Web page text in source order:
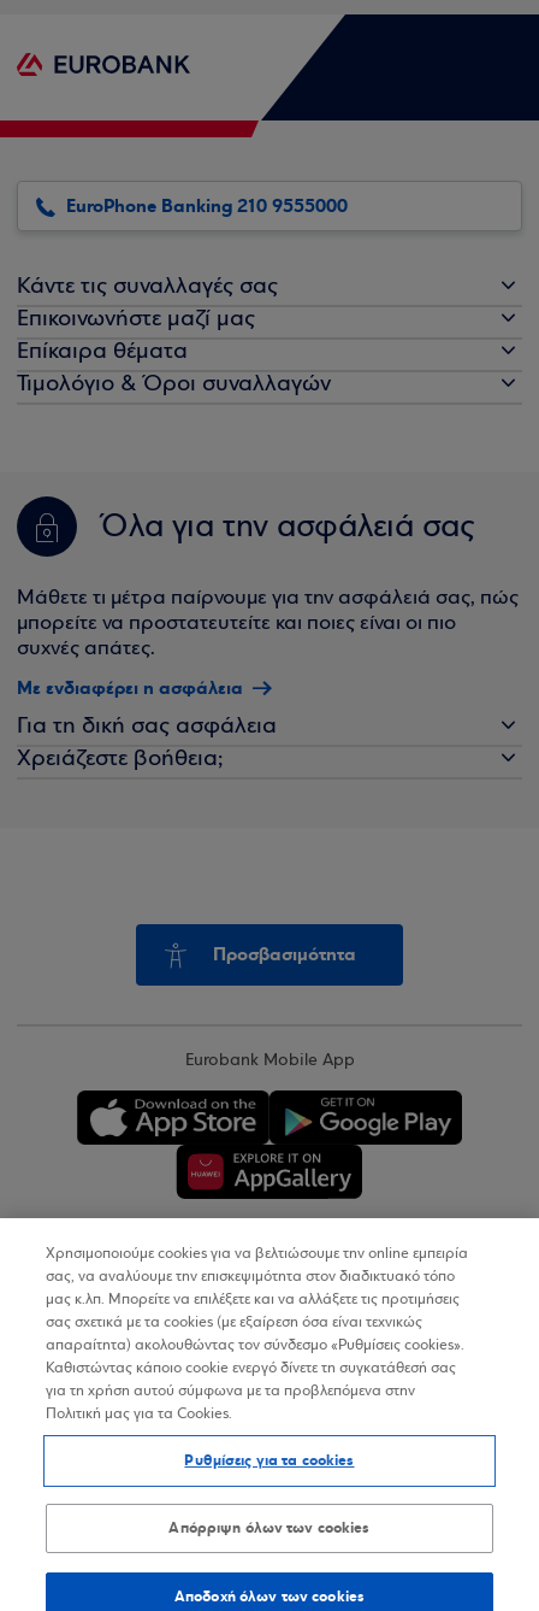
EuroPhone Banking 210 9555000
Κάντε τις συναλλαγές σας
Επικοινωνήστε μαζί μας
Επίκαιρα θέματα
Τιμολόγιο & Όροι συναλλαγών
Όλα για την ασφάλειά σας
Μάθετε τι μέτρα παίρνουμε για την ασφάλειά σας, πώς
μπορείτε να προστατευτείτε και ποιες είναι οι πιο
συχνές απάτες.
Με ενδιαφέρει η ασφάλεια
Για τη δική σας ασφάλεια
Χρειάζεστε βοήθεια;
Προσβασιμότητα
Eurobank Mobile App
Copyright © 2026
Όροι Χρήσης
Προσωπικά Δεδομένα στον Διαδικτυακό Τόπο
Δήλωση Προσβασιμότητας
Sitemap
Χρησιμοποιούμε cookies για να βελτιώσουμε την online εμπειρία
σας, να αναλύουμε την επισκεψιμότητα στον διαδικτυακό τόπο
μας κ.λπ. Μπορείτε να επιλέξετε και να αλλάξετε τις προτιμήσεις
σας σχετικά με τα cookies (με εξαίρεση όσα είναι τεχνικώς
απαραίτητα) ακολουθώντας τον σύνδεσμο «Ρυθμίσεις cookies».
Καθιστώντας κάποιο cookie ενεργό δίνετε τη συγκατάθεσή σας
για τη χρήση αυτού σύμφωνα με τα προβλεπόμενα στην
Πολιτική μας για τα Cookies.
Ρυθμίσεις για τα cookies
Απόρριψη όλων των cookies
Αποδοχή όλων των cookies